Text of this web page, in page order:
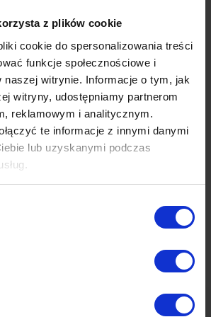
z plików cookie
cookie do spersonalizowania treści
funkcje społecznościowe i
naszej witrynie. Informacje o tym, jak
witryny, udostępniamy partnerom
reklamowym i analitycznym.
te informacje z innymi danymi
lub uzyskanymi podczas
Google
ratema w tym przypadku to,
bazy mailingowej. Coraz
praktyką jest aktualizowanie
poprzez usuwanie z niej
którzy np. nie otwierają
utrzymywania wysokiej jakości
w “Dlaczego musisz
5 kroków do zadbanej
Następny post